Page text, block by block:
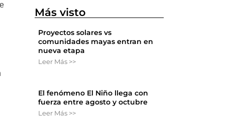
Más visto
Proyectos solares vs
comunidades mayas entran en
nueva etapa
Leer Más >>
El fenómeno El Niño llega con
fuerza entre agosto y octubre
Leer Más >>